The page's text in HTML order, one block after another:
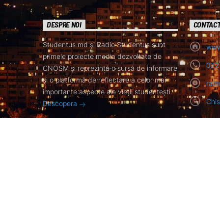
DESPRE NOI
Studentus.md și Radio Studentus sunt
primele proiecte media dezvoltate de
CNOSM și reprezintă o sursă de informare
și o platformă de reflectare a celor mai
importante aspecte ale vieții studențești.
Descopera